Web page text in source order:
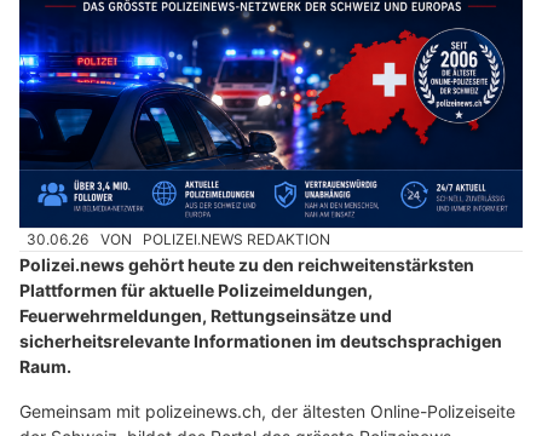
30.06.26 VON POLIZEI.NEWS REDAKTION
Polizei.news gehört heute zu den reichweitenstärksten
Plattformen für aktuelle Polizeimeldungen,
Feuerwehrmeldungen, Rettungseinsätze und
sicherheitsrelevante Informationen im deutschsprachigen
Raum.
Gemeinsam mit polizeinews.ch, der ältesten Online-Polizeiseite